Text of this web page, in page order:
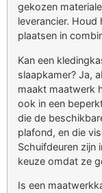
gekozen
leverancier. Houd
plaatsen in
Kan een
slaapkamer? Ja,
maakt maatwerk
ook in een
die de
plafond, en die
Schuifdeuren zijn
keuze omdat ze
Is een